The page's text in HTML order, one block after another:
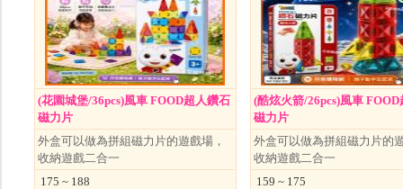
(花園城堡/36pcs)風車 FOOD超人鑽石
磁力片
外盒可以做為拼組磁力片的遊戲場，
收納遊戲二合一
175 ~ 188
(酷炫火箭/26pcs)風車 FOOD
磁力片
外盒可以做為拼組磁力片的
收納遊戲二合一
159 ~ 175